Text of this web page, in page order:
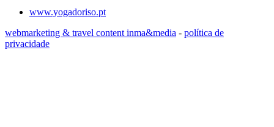
www.yogadoriso.pt
webmarketing & travel content inma&media - política de
privacidade